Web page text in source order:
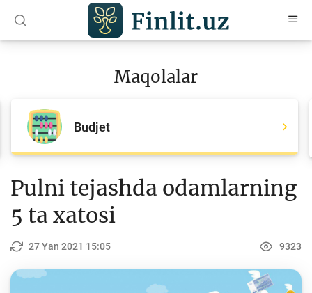
Barcha maqolalar
Bank agentlari uchun
Pul
Islom moliyasi
Maqolalar
Budjet
Pulni tejashda odamlarning
5 ta xatosi
27 Yan 2021 15:05 9323